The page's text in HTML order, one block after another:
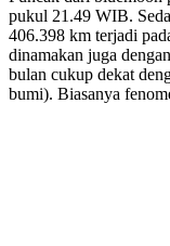
pukul 21.49 WIB.
406.398 km terjadi
dinamakan juga
bulan cukup dekat
bumi). Biasanya